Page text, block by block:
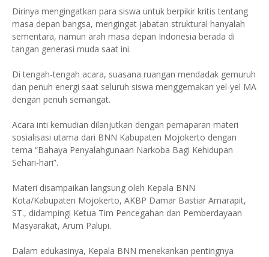
Dirinya mengingatkan para siswa untuk berpikir kritis tentang
masa depan bangsa, mengingat jabatan struktural hanyalah
sementara, namun arah masa depan Indonesia berada di
tangan generasi muda saat ini.
Di tengah-tengah acara, suasana ruangan mendadak gemuruh
dan penuh energi saat seluruh siswa menggemakan yel-yel MA
dengan penuh semangat.
Acara inti kemudian dilanjutkan dengan pemaparan materi
sosialisasi utama dari BNN Kabupaten Mojokerto dengan
tema “Bahaya Penyalahgunaan Narkoba Bagi Kehidupan
Sehari-hari”.
Materi disampaikan langsung oleh Kepala BNN
Kota/Kabupaten Mojokerto, AKBP Damar Bastiar Amarapit,
ST., didampingi Ketua Tim Pencegahan dan Pemberdayaan
Masyarakat, Arum Palupi.
Dalam edukasinya, Kepala BNN menekankan pentingnya